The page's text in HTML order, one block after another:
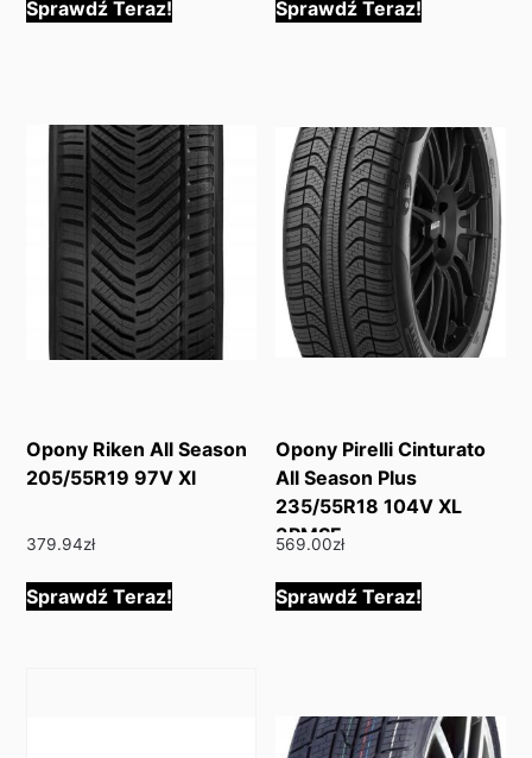
Sprawdź Teraz! Sprawdź Teraz!
Opony Riken All Season
205/55R19 97V Xl
379.94zł
Sprawdź Teraz!
Opony Pirelli Cinturato
All Season Plus
235/55R18 104V XL
3PMSF
569.00zł
Sprawdź Teraz!